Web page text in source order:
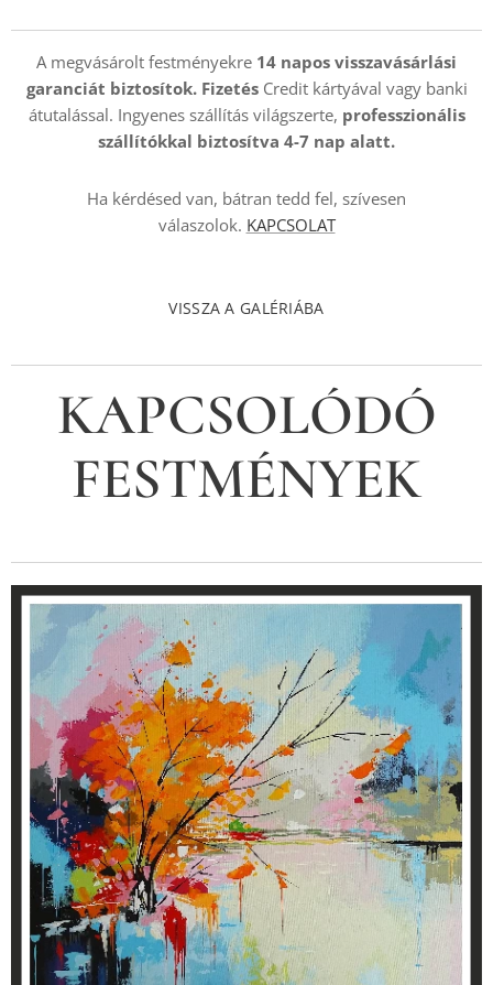
A megvásárolt festményekre 14 napos visszavásárlási
garanciát biztosítok. Fizetés Credit kártyával vagy banki
átutalással. Ingyenes szállítás világszerte, professzionális
szállítókkal biztosítva 4-7 nap alatt.
Ha kérdésed van, bátran tedd fel, szívesen
válaszolok. KAPCSOLAT
VISSZA A GALÉRIÁBA
KAPCSOLÓDÓ
FESTMÉNYEK